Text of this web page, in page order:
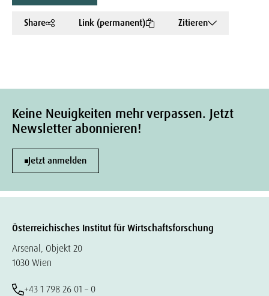
Share Link (permanent) Zitieren
Keine Neuigkeiten mehr verpassen. Jetzt
Newsletter abonnieren!
Jetzt anmelden
Österreichisches Institut für Wirtschaftsforschung
Arsenal, Objekt 20
1030 Wien
+43 1 798 26 01 – 0